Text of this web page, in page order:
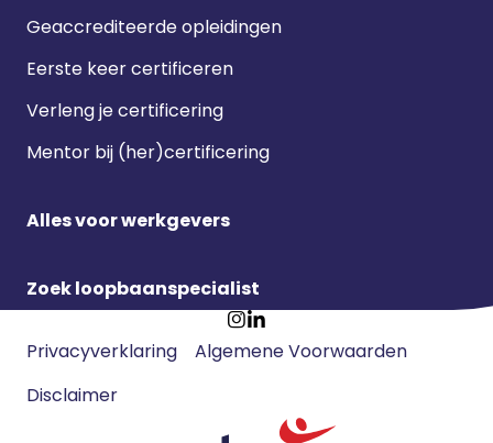
Geaccrediteerde opleidingen
Eerste keer certificeren
Verleng je certificering
Mentor bij (her)certificering
Alles voor werkgevers
Zoek loopbaanspecialist
GaGa
Footer
navigatie
Privacyverklaring
Algemene Voorwaarden
Disclaimer